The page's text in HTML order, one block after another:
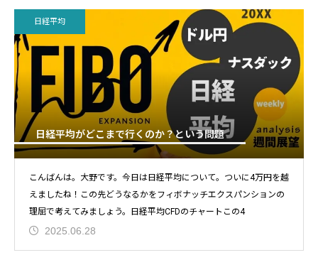
日経平均
日経平均がどこまで行くのか？という問題
こんばんは。大野です。今日は日経平均について。ついに4万円を越
えましたね！この先どうなるかをフィボナッチエクスパンションの
理屈で考えてみましょう。日経平均CFDのチャートこの4
2025.06.28